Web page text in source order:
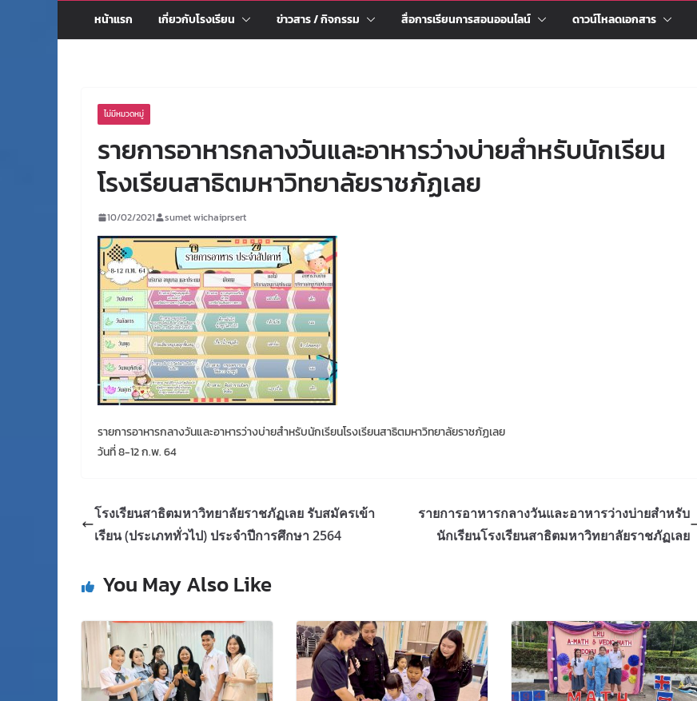
หน้าแรก เกี่ยวกับโรงเรียน ข่าวสาร / กิจกรรม สื่อการเรียนการสอนออนไลน์ ดาวน์โหลดเอกสาร
ไม่มีหมวดหมู่
รายการอาหารกลางวันและอาหารว่างบ่ายสำหรับนักเรียน
โรงเรียนสาธิตมหาวิทยาลัยราชภัฏเลย
10/02/2021 sumet wichaiprsert
รายการอาหารกลางวันและอาหารว่างบ่ายสำหรับนักเรียนโรงเรียนสาธิตมหาวิทยาลัยราชภัฏเลย
วันที่ 8-12 ก.พ. 64
โรงเรียนสาธิตมหาวิทยาลัยราชภัฏเลย รับสมัครเข้า
เรียน (ประเภททั่วไป) ประจำปีการศึกษา 2564
รายการอาหารกลางวันและอาหารว่างบ่ายสำหรับ
นักเรียนโรงเรียนสาธิตมหาวิทยาลัยราชภัฏเลย
You May Also Like